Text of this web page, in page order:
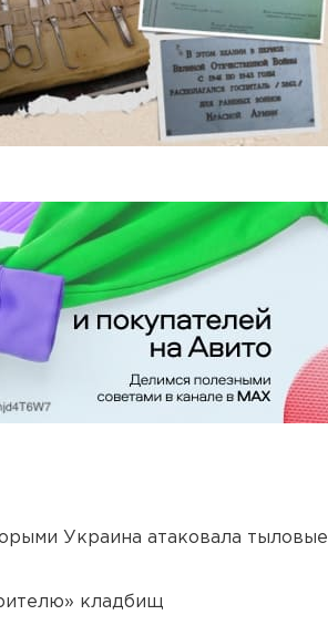
Украина атаковала тыловые
кладбищ